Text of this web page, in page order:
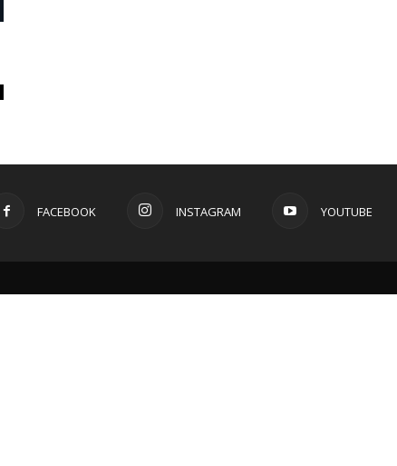
FACEBOOK INSTAGRAM YOUTUBE